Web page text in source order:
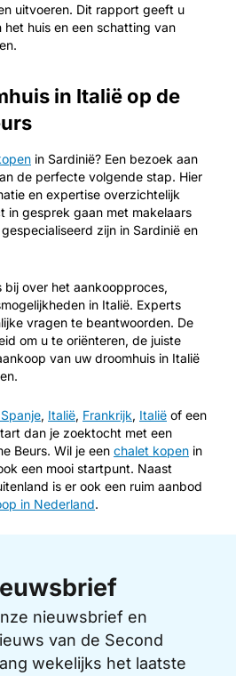
uitvoeren. Dit rapport geeft u
huis en een schatting van
in Italië op de
in Sardinië? Een bezoek aan
de perfecte volgende stap. Hier
en expertise overzichtelijk
in gesprek gaan met makelaars
zijn in Sardinië en
bij over het aankoopproces,
in Italië. Experts
vragen te beantwoorden. De
om u te oriënteren, de juiste
van uw droomhuis in Italië
, Italië, Frankrijk, Italië of een
dan je zoektocht met een
Beurs. Wil je een chalet kopen in
een mooi startpunt. Naast
is er ook een ruim aanbod
in Nederland.
nieuwsbrief en
van de Second
wekelijks het laatste